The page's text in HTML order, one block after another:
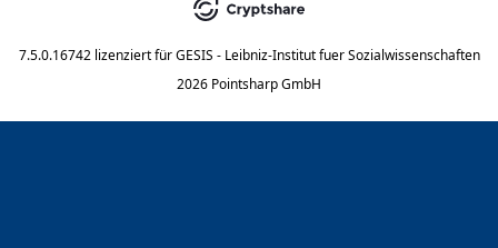
7.5.0.16742 lizenziert für GESIS - Leibniz-Institut fuer Sozialwissenschaften
2026 Pointsharp GmbH